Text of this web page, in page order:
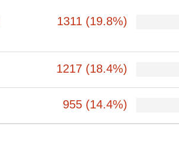
1311 (19.8%)
1217 (18.4%)
955 (14.4%)